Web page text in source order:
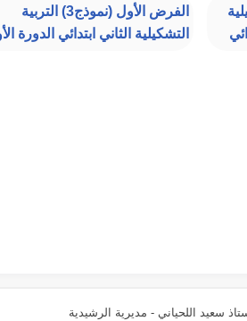
الفرض الأول (نموذج3) التربية
التشكيلية الثاني ابتدائي الدورة
سعيد اللحياني - مديرية الرشيدية